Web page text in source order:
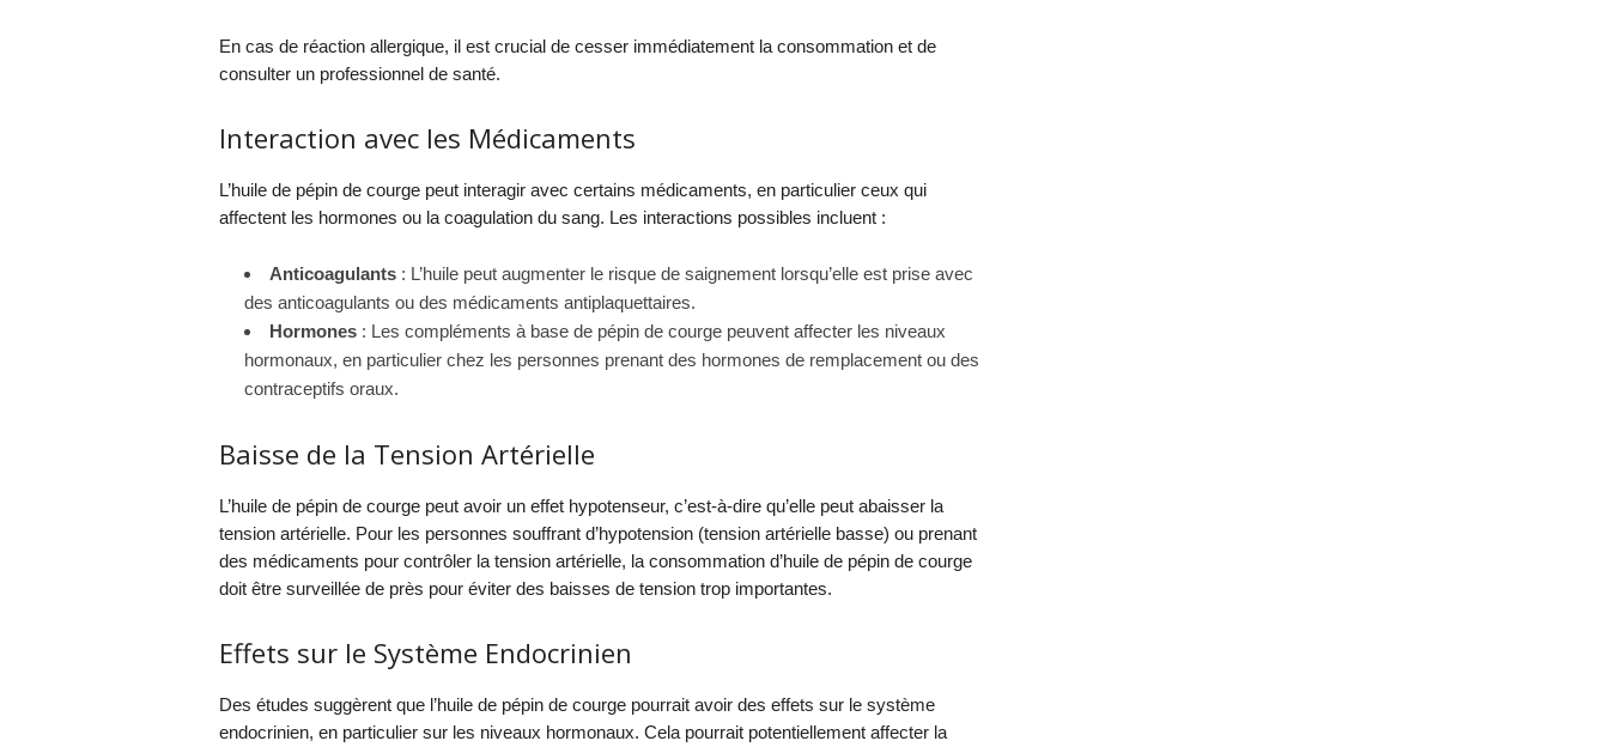
En cas de réaction allergique, il est crucial de cesser immédiatement la consommation et de
consulter un professionnel de santé.
Interaction avec les Médicaments
L’huile de pépin de courge peut interagir avec certains médicaments, en particulier ceux qui
affectent les hormones ou la coagulation du sang. Les interactions possibles incluent :
Anticoagulants: L’huile peut augmenter le risque de saignement lorsqu’elle est prise avec
des anticoagulants ou des médicaments antiplaquettaires.
Hormones: Les compléments à base de pépin de courge peuvent affecter les niveaux
hormonaux, en particulier chez les personnes prenant des hormones de remplacement ou des
contraceptifs oraux.
Baisse de la Tension Artérielle
L’huile de pépin de courge peut avoir un effet hypotenseur, c’est-à-dire qu’elle peut abaisser la
tension artérielle. Pour les personnes souffrant d’hypotension (tension artérielle basse) ou prenant
des médicaments pour contrôler la tension artérielle, la consommation d’huile de pépin de courge
doit être surveillée de près pour éviter des baisses de tension trop importantes.
Effets sur le Système Endocrinien
Des études suggèrent que l’huile de pépin de courge pourrait avoir des effets sur le système
endocrinien, en particulier sur les niveaux hormonaux. Cela pourrait potentiellement affecter la